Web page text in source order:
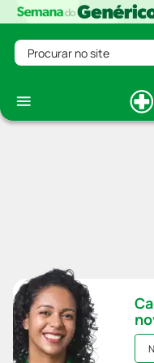
Procurar no site